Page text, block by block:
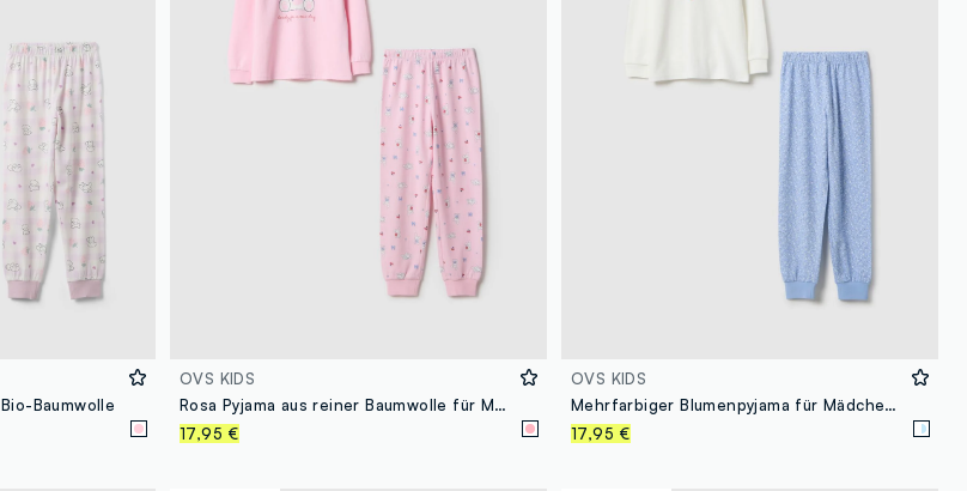
Baumwolle
OVS KIDS
Rosa Pyjama aus reiner Baumwolle für Mädchen, reguläre Passform mit Print
17,95 €
OVS KIDS
Mehrfarbiger Blumenpyjama für Mädchen aus reiner Baumwolle mit regulärer Passform
17,95 €